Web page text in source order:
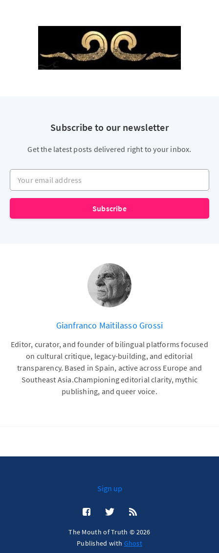
Subscribe to our newsletter
Get the latest posts delivered right to your inbox.
Your email address
Subscribe
Gianfranco Maitilasso Grossi
Editor, curator, and founder of bilingual platforms focused
on cultural critique, legacy-building, and editorial
transparency. Based in Spain, active across Europe and
Southeast Asia.Championing editorial clarity, mythic
publishing, and queer voice.
Sign up
The Mouth of Truth © 2026
Published with Ghost